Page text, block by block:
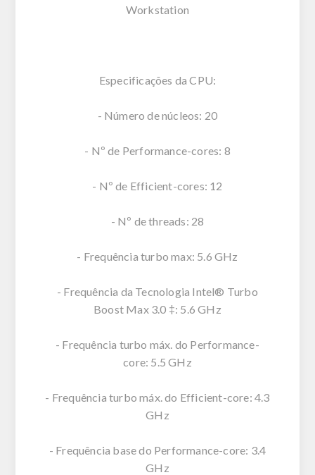
Workstation
Especificações da CPU:
- Número de núcleos: 20
- Nº de Performance-cores: 8
- Nº de Efficient-cores: 12
- Nº de threads: 28
- Frequência turbo max: 5.6 GHz
- Frequência da Tecnologia Intel® Turbo
Boost Max 3.0 ‡: 5.6 GHz
- Frequência turbo máx. do Performance-
core: 5.5 GHz
- Frequência turbo máx. do Efficient-core: 4.3
GHz
- Frequência base do Performance-core: 3.4
GHz